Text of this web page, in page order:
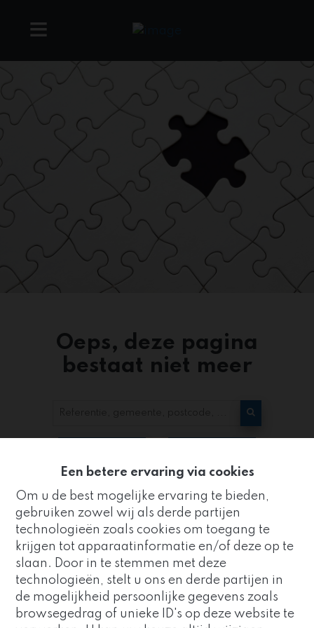
Een betere ervaring via cookies
Om u de best mogelijke ervaring te bieden,
gebruiken zowel wij als derde partijen
technologieën zoals cookies om toegang te
krijgen tot apparaatinformatie en/of deze op te
slaan. Door in te stemmen met deze
technologieën, stelt u ons en derde partijen in
de mogelijkheid persoonlijke gegevens zoals
browsegedrag of unieke ID's op deze website te
Oeps, deze pagina
bestaat niet meer
Kantoor
ZUIDRAND
Strijderstraat 8
Goed nieuws!